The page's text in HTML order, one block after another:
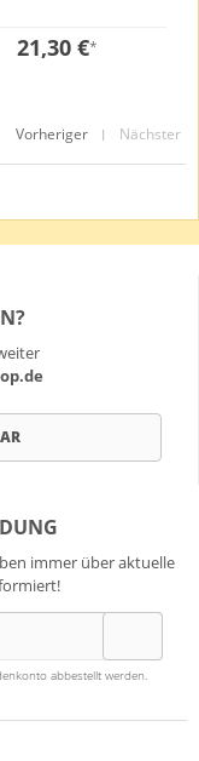
21,30 €*
Vorheriger | Nächster
immer über aktuelle
abbestellt werden.